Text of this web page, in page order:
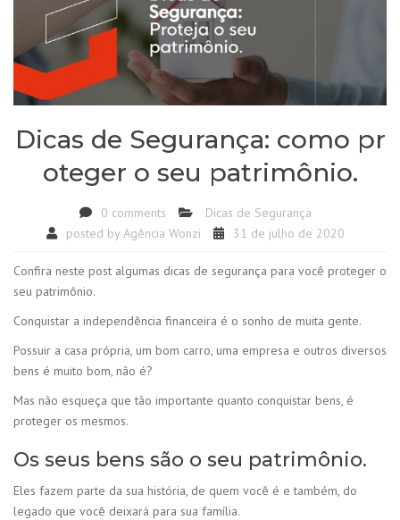
Dicas de Segurança: como pr
oteger o seu patrimônio.
0 comments
Dicas de Segurança
posted by Agência Wonzi 31 de julho de 2020
Confira neste post algumas dicas de segurança para você proteger o
seu patrimônio.
Conquistar a independência financeira é o sonho de muita gente.
Possuir a casa própria, um bom carro, uma empresa e outros diversos
bens é muito bom, não é?
Mas não esqueça que tão importante quanto conquistar bens, é
proteger os mesmos.
Os seus bens são o seu patrimônio.
Eles fazem parte da sua história, de quem você é e também, do
legado que você deixará para sua família.